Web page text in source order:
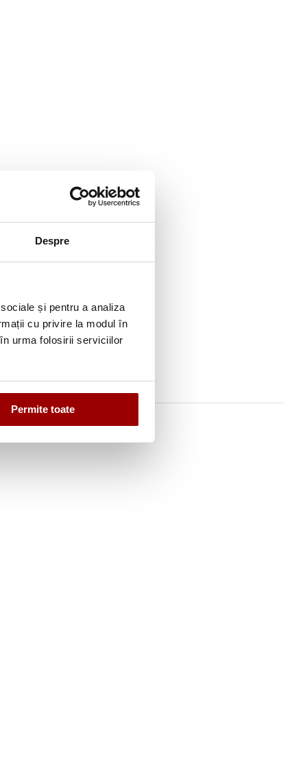
Despre
și pentru a analiza
cu privire la modul în
urma folosirii serviciilor
Permite toate
periuta
de